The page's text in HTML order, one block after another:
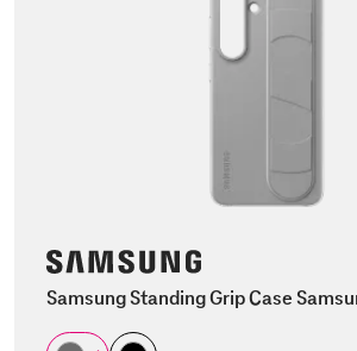
Samsung Standing Grip Case